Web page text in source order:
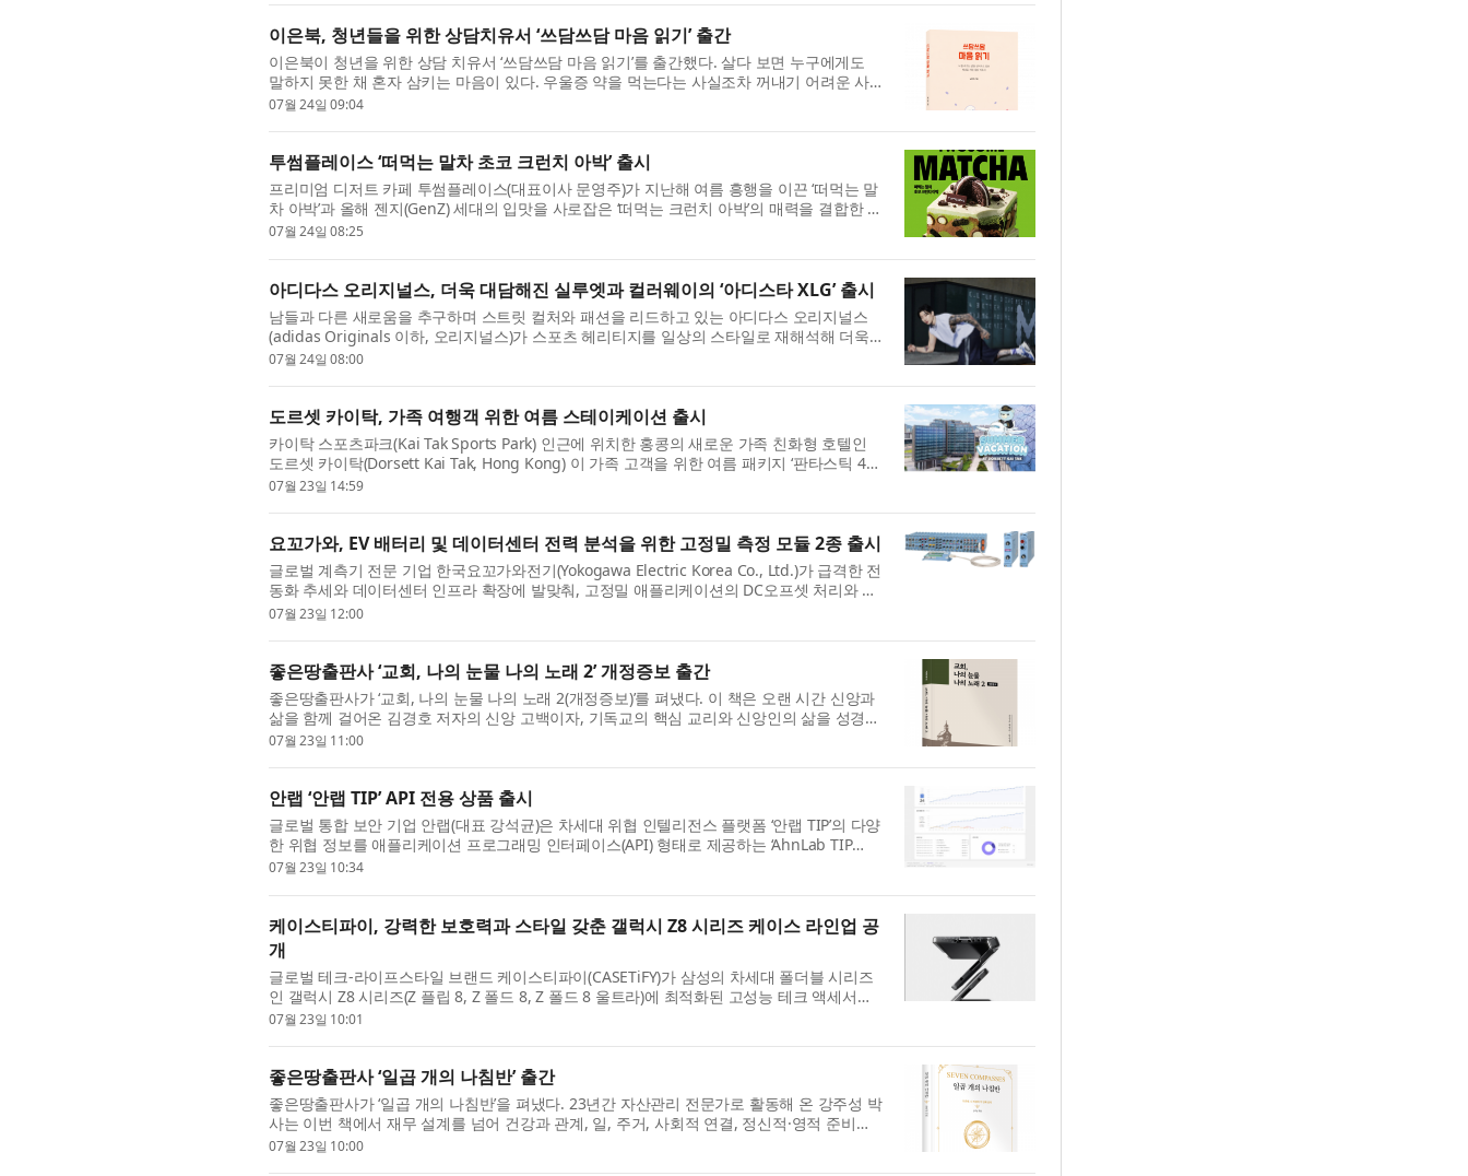
이은북, 청년들을 위한 상담치유서 ‘쓰담쓰담 마음 읽기’ 출간
이은북이 청년을 위한 상담 치유서 ‘쓰담쓰담 마음 읽기’를 출간했다. 살다 보면 누구에게도
말하지 못한 채 혼자 삼키는 마음이 있다. 우울증 약을 먹는다는 사실조차 꺼내기 어려운 사
람, 죽고 싶다는 생각과 살고 싶다는...
07월 24일 09:04
투썸플레이스 ‘떠먹는 말차 초코 크런치 아박’ 출시
프리미엄 디저트 카페 투썸플레이스(대표이사 문영주)가 지난해 여름 흥행을 이끈 ‘떠먹는 말
차 아박’과 올해 젠지(GenZ) 세대의 입맛을 사로잡은 ‘떠먹는 크런치 아박’의 매력을 결합한 신
제품 ‘떠먹는 말차 초코 크런치 ...
07월 24일 08:25
아디다스 오리지널스, 더욱 대담해진 실루엣과 컬러웨이의 ‘아디스타 XLG’ 출시
남들과 다른 새로움을 추구하며 스트릿 컬처와 패션을 리드하고 있는 아디다스 오리지널스
(adidas Originals 이하, 오리지널스)가 스포츠 헤리티지를 일상의 스타일로 재해석해 더욱
대담한 실루엣과 컬러웨이를 적용한 신...
07월 24일 08:00
도르셋 카이탁, 가족 여행객 위한 여름 스테이케이션 출시
카이탁 스포츠파크(Kai Tak Sports Park) 인근에 위치한 홍콩의 새로운 가족 친화형 호텔인
도르셋 카이탁(Dorsett Kai Tak, Hong Kong) 이 가족 고객을 위한 여름 패키지 ‘판타스틱 4
패밀리 서머 스테이케이션(Fantastic ...
07월 23일 14:59
요꼬가와, EV 배터리 및 데이터센터 전력 분석을 위한 고정밀 측정 모듈 2종 출시
글로벌 계측기 전문 기업 한국요꼬가와전기(Yokogawa Electric Korea Co., Ltd.)가 급격한 전
동화 추세와 데이터센터 인프라 확장에 발맞춰, 고정밀 애플리케이션의 DC오프셋 처리와 파
형 정확도를 획기적으로 향상시킨 신...
07월 23일 12:00
좋은땅출판사 ‘교회, 나의 눈물 나의 노래 2’ 개정증보 출간
좋은땅출판사가 ‘교회, 나의 눈물 나의 노래 2(개정증보)’를 펴냈다. 이 책은 오랜 시간 신앙과
삶을 함께 걸어온 김경호 저자의 신앙 고백이자, 기독교의 핵심 교리와 신앙인의 삶을 성경
중심으로 풀어낸 에세이·칼럼집이...
07월 23일 11:00
안랩 ‘안랩 TIP’ API 전용 상품 출시
글로벌 통합 보안 기업 안랩(대표 강석균)은 차세대 위협 인텔리전스 플랫폼 ‘안랩 TIP’의 다양
한 위협 정보를 애플리케이션 프로그래밍 인터페이스(API) 형태로 제공하는 ‘AhnLab TIP
API(안랩 TIP API)’를 출시했다고 23...
07월 23일 10:34
케이스티파이, 강력한 보호력과 스타일 갖춘 갤럭시 Z8 시리즈 케이스 라인업 공
개
글로벌 테크-라이프스타일 브랜드 케이스티파이(CASETiFY)가 삼성의 차세대 폴더블 시리즈
인 갤럭시 Z8 시리즈(Z 플립 8, Z 폴드 8, Z 폴드 8 울트라)에 최적화된 고성능 테크 액세서리
를 전 세계에 최초로 공개하며 디자인...
07월 23일 10:01
좋은땅출판사 ‘일곱 개의 나침반’ 출간
좋은땅출판사가 ‘일곱 개의 나침반’을 펴냈다. 23년간 자산관리 전문가로 활동해 온 강주성 박
사는 이번 책에서 재무 설계를 넘어 건강과 관계, 일, 주거, 사회적 연결, 정신적·영적 준비까
지 아우르는 새로운 노후 준비의 ...
07월 23일 10:00